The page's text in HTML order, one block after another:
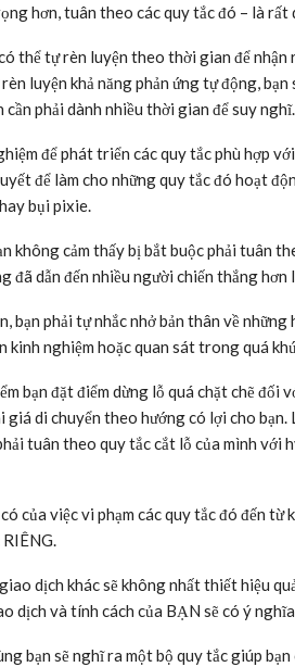
hơn, tuân theo các quy tắc đó – là
thể tự rèn luyện theo thời gian để
luyện khả năng phản ứng tự động,
phải dành nhiều thời gian để suy
để phát triển các quy tắc phù hợp
để làm cho những quy tắc đó hoạt
bụi pixie.
không cảm thấy bị bắt buộc phải tuân
đã dẫn đến nhiều người chiến thắng
bạn phải tự nhắc nhở bản thân về
kinh nghiệm hoặc quan sát trong quá
bạn đặt điểm dừng lỗ quá chặt chẽ đối
di chuyển theo hướng có lợi cho
tuân theo quy tắc cắt lỗ của mình với
của việc vi phạm các quy tắc đó đến từ
RIÊNG.
dịch khác sẽ không nhất thiết hiệu
dịch và tính cách của BẠN sẽ có ý
bạn sẽ nghĩ ra một bộ quy tắc giúp